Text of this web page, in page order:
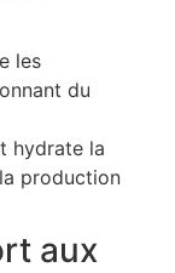
les
du
hydrate la
production
aux